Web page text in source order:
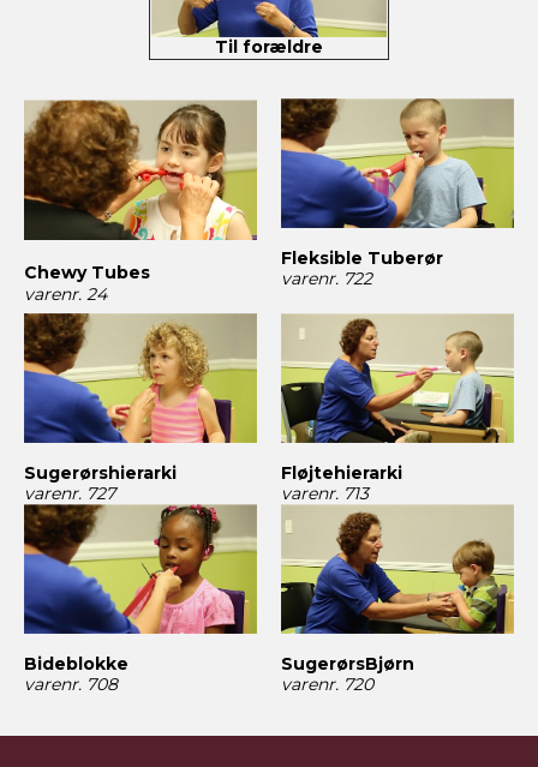
Til forældre
Chewy Tubes
varenr. 24
Fleksible Tuberør
varenr. 722
Sugerørshierarki
varenr. 727
Fløjtehierarki
varenr. 713
Bideblokke
varenr. 708
SugerørsBjørn
varenr. 720